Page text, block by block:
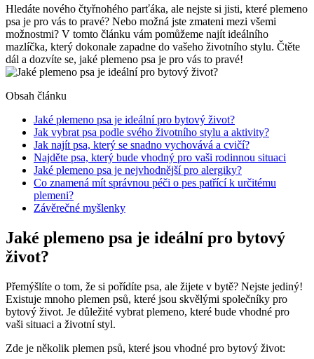
Hledáte nového⁤ čtyřnohého parťáka, ale nejste si jisti, které plemeno
‍psa je ‍pro vás‍ to ‍pravé? Nebo možná jste zmateni ⁣mezi všemi
možnostmi? ⁣V tomto⁢ článku vám pomůžeme ⁤najít ‌ideálního
⁣mazlíčka,‌ který⁣ dokonale zapadne do​ vašeho životního ‌stylu. Čtěte‌
dál a ⁣dozvíte se, jaké plemeno psa je pro vás to pravé!
Obsah článku
Jaké plemeno⁢ psa je ideální pro⁤ bytový⁢ život?
Jak‌ vybrat psa podle ​svého ‌životního stylu a aktivity?
Jak​ najít⁤ psa,⁣ který se‍ snadno vychovává a cvičí?
Najděte psa, který bude vhodný pro vaši ⁢rodinnou situaci
Jaké plemeno psa je nejvhodnější​ pro alergiky?
Co znamená⁢ mít správnou⁤ péči o pes⁣ patřící⁤ k určitému
plemeni?
Závěrečné myšlenky
Jaké plemeno⁢ psa je ideální pro⁤ bytový⁢
život?
Přemýšlíte o tom, že si pořídíte psa, ale žijete v bytě? Nejste jediný!
Existuje mnoho plemen psů, ⁤které jsou skvělými společníky pro‌
bytový život. Je ‌důležité vybrat plemeno, které‌ bude vhodné pro
vaši situaci a ⁤životní styl.
Zde je několik plemen psů, které jsou vhodné pro bytový⁢ život: